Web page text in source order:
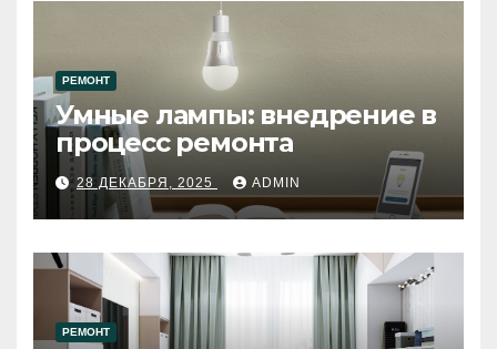
РЕМОНТ
Умные лампы: внедрение в
процесс ремонта
28 ДЕКАБРЯ, 2025 ADMIN
РЕМОНТ